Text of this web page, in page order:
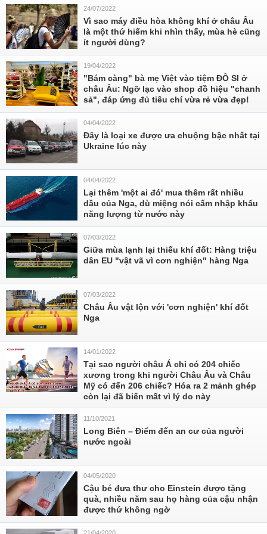
24/07/2022
Vì sao máy điều hòa không khí ở châu Âu
là một thứ hiếm khi nhìn thấy, mùa hè cũng
ít người dùng?
19/04/2022
"Bám càng" bà mẹ Việt vào tiệm ĐỒ SI ở
châu Âu: Ngỡ lạc vào shop đồ hiệu "chanh
sả", đáp ứng đủ tiêu chí vừa rẻ vừa đẹp!
04/04/2022
Đây là loại xe được ưa chuộng bậc nhất tại
Ukraine lúc này
04/04/2022
Lại thêm 'một ai đó' mua thêm rất nhiều
dầu của Nga, dù miệng nói cấm nhập khẩu
năng lượng từ nước này
07/03/2022
Giữa mùa lạnh lại thiếu khí đốt: Hàng triệu
dân EU "vật vã vì cơn nghiện" hàng Nga
07/03/2022
Châu Âu vật lộn với 'cơn nghiện' khí đốt
Nga
14/01/2022
Tại sao người châu Á chỉ có 204 chiếc
xương trong khi người Châu Âu và Châu
Mỹ có đến 206 chiếc? Hóa ra 2 mảnh ghép
còn lại đã biến mất vì lý do này
11/10/2021
Long Biên – Điểm đến an cư của người
nước ngoài
04/05/2020
Cậu bé đưa thư cho Einstein được tặng
quà, nhiều năm sau họ hàng của cậu nhận
được thứ không ngờ